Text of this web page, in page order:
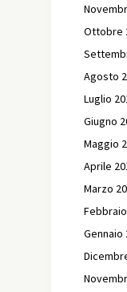
Ottobre
Agosto
Luglio
Giugno
Maggio
Aprile
Marzo
Gennaio